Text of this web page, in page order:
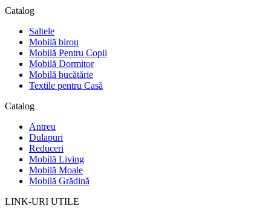
Catalog
Saltele
Mobilă birou
Mobilă Pentru Copii
Mobilă Dormitor
Mobilă bucătărie
Textile pentru Casă
Catalog
Antreu
Dulapuri
Reduceri
Mobilă Living
Mobilă Moale
Mobilă Grădină
LINK-URI UTILE